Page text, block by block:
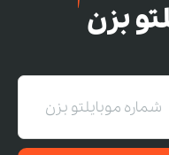
بزن